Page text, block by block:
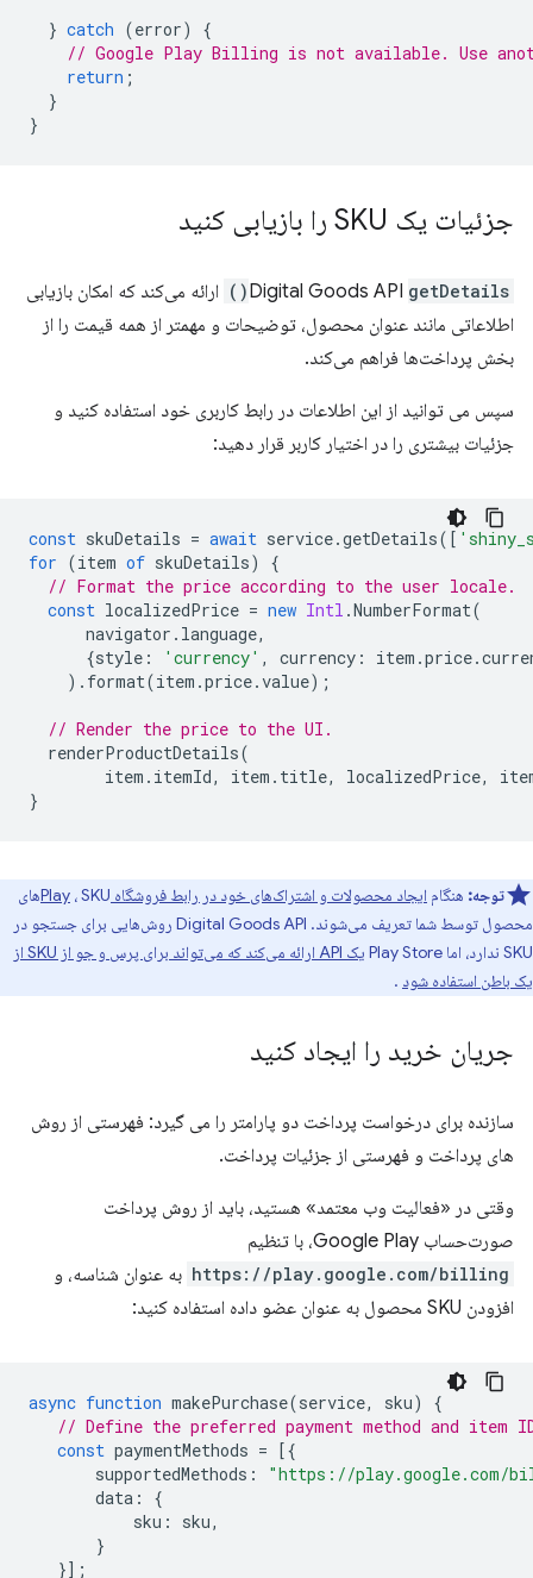
} catch (error)
{
// Google Play Billing is not available. Use
return ;
}
}
جزئیات یک SKU را بازیابی کنید
Digital Goods API getDetails()
ارائه می‌کند که امکان بازیابی
اطلاعاتی مانند عنوان محصول، توضیحات و مهمتر از همه قیمت را از
بخش پرداخت‌ها فراهم می‌کند.
سپس می توانید از این اطلاعات در رابط کاربری خود استفاده کنید و
جزئیات بیشتری را در اختیار کاربر قرار دهید:
const skuDetails = await service.getDetails([
for (item of skuDetails)
{
// Format the price according to the user locale.
const localizedPrice = new Intl .NumberFormat(
navigator . language,
{style : 'currency' , currency : item .price.
). format(item .price.value);
// Render the price to the UI.
renderProductDetails(
item . itemId, item . title, localizedPrice,
}
توجه: هنگام ایجاد محصولات و اشتراک‌های خود در رابط فروشگاه Play
، SKUهای
محصول توسط شما تعریف می‌شوند. Digital Goods API روش‌هایی برای جستجو در
SKU ندارد، اما Play Store
یک API ارائه می‌کند که می‌تواند برای پرس و جو از SKU از
یک باطن استفاده شود .
جریان خرید را ایجاد کنید
سازنده برای درخواست پرداخت دو پارامتر را می گیرد: فهرستی از روش
های پرداخت و فهرستی از جزئیات پرداخت.
وقتی در «فعالیت وب معتمد» هستید، باید از روش پرداخت
صورت‌حساب Google Play، با تنظیم
https://play.google.com/billing به عنوان شناسه، و
افزودن SKU محصول به عنوان عضو داده استفاده کنید:
async function makePurchase(service, sku)
{
// Define the preferred payment method and item
const paymentMethods = [{
supportedMethods :
"https://play.google.com/
data :
{
sku : sku,
}
}];